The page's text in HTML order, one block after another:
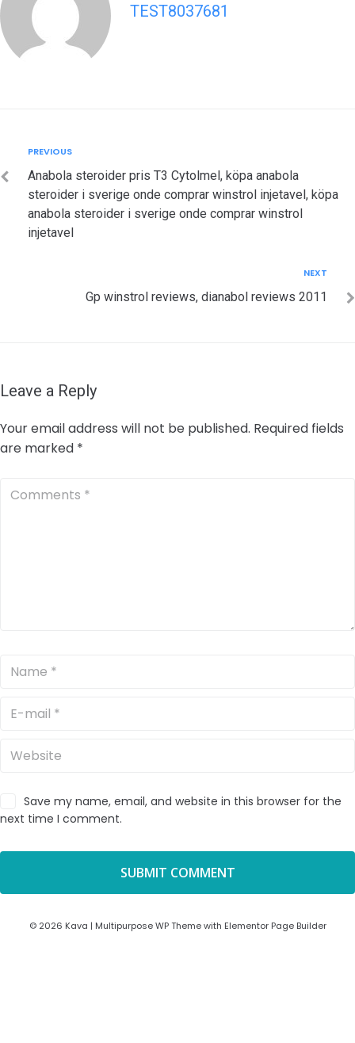
TEST8037681
navigation
Previous
PREVIOUS
Anabola steroider pris T3 Cytolmel, köpa anabola
steroider i sverige onde comprar winstrol injetavel, köpa
anabola steroider i sverige onde comprar winstrol
injetavel
NEXT
Gp winstrol reviews, dianabol reviews 2011
Leave a Reply
Your email address will not be published. Required fields
are marked *
Save my name, email, and website in this browser for the
next time I comment.
© 2026 Kava | Multipurpose WP Theme with Elementor Page Builder